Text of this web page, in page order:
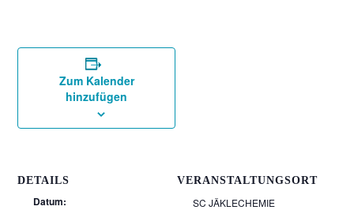
Zum Kalender
hinzufügen
DETAILS
Datum:
VERANSTALTUNGSORT
SC JÄKLECHEMIE